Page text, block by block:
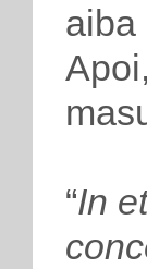
aiba
“In